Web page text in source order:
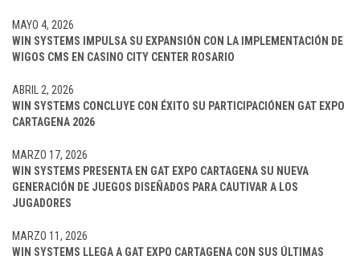
WIN SYSTEMS IMPULSA SU EXPANSIÓN CON LA IMPLEMENTACIÓN DE
WIGOS CMS EN CASINO CITY CENTER ROSARIO
MAYO 4, 2026
WIN SYSTEMS CONCLUYE CON ÉXITO SU PARTICIPACIÓNEN GAT EXPO
CARTAGENA 2026
ABRIL 2, 2026
WIN SYSTEMS PRESENTA EN GAT EXPO CARTAGENA SU NUEVA
GENERACIÓN DE JUEGOS DISEÑADOS PARA CAUTIVAR A LOS
JUGADORES
MARZO 17, 2026
WIN SYSTEMS LLEGA A GAT EXPO CARTAGENA CON SUS ÚLTIMAS
MARZO 11, 2026